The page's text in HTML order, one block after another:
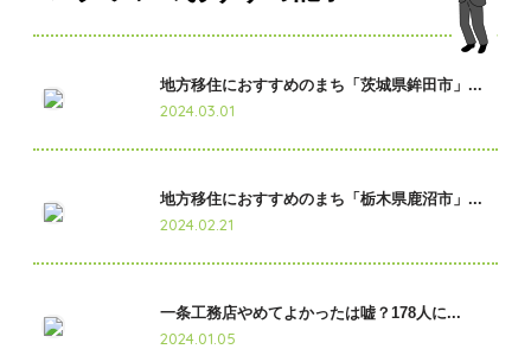
地方移住におすすめのまち「茨城県鉾田市」...
2024.03.01
地方移住におすすめのまち「栃木県鹿沼市」...
2024.02.21
一条工務店やめてよかったは嘘？178人に...
2024.01.05